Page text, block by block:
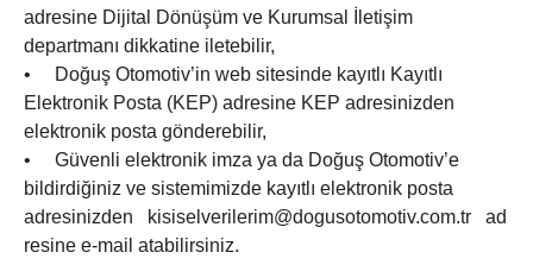
adresine Dijital Dönüşüm ve Kurumsal İletişim
departmanı dikkatine iletebilir,
• Doğuş Otomotiv’in web sitesinde kayıtlı Kayıtlı
Elektronik Posta (KEP) adresine KEP adresinizden
elektronik posta gönderebilir,
• Güvenli elektronik imza ya da Doğuş Otomotiv’e
bildirdiğiniz ve sistemimizde kayıtlı elektronik posta
adresinizden kisiselverilerim@dogusotomotiv.com.tr ad
resine e-mail atabilirsiniz.